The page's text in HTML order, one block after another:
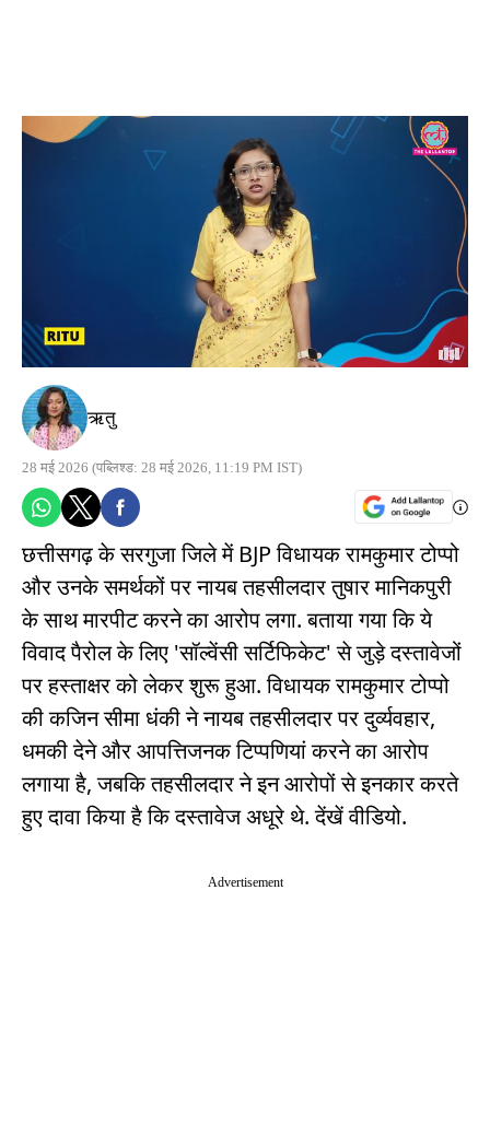
ऋतु
28 मई 2026 (पब्लिश्ड: 28 मई 2026, 11:19 PM IST)
छत्तीसगढ़ के सरगुजा जिले में BJP विधायक रामकुमार टोप्पो
और उनके समर्थकों पर नायब तहसीलदार तुषार मानिकपुरी
के साथ मारपीट करने का आरोप लगा. बताया गया कि ये
विवाद पैरोल के लिए 'सॉल्वेंसी सर्टिफिकेट' से जुड़े दस्तावेजों
पर हस्ताक्षर को लेकर शुरू हुआ. विधायक रामकुमार टोप्पो
की कजिन सीमा धंकी ने नायब तहसीलदार पर दुर्व्यवहार,
धमकी देने और आपत्तिजनक टिप्पणियां करने का आरोप
लगाया है, जबकि तहसीलदार ने इन आरोपों से इनकार करते
हुए दावा किया है कि दस्तावेज अधूरे थे. देंखें वीडियो.
Advertisement